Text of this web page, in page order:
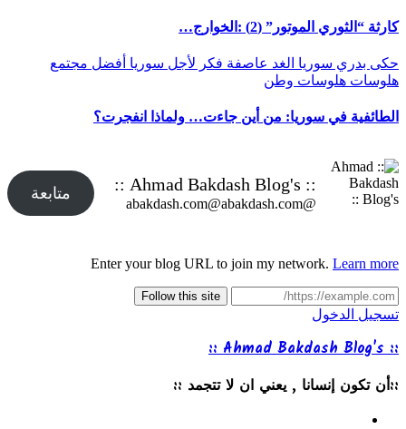
كارثة “الثوري الموتور” (2) :الخوارج…
حكى بدري سوريا الغد عاصفة فكر لأجل سوريا أفضل مجتمع
هلوسات هلوسات وطن
الطائفية في سوريا: من أين جاءت… ولماذا انفجرت؟
:: Ahmad Bakdash Blog's ::
@abakdash.com@abakdash.com
متابعة
Enter your blog URL to join my network. Learn more
Follow this site
تسجيل الدخول
:: Ahmad Bakdash Blog's ::
::أن تكون إنسانا , يعني ان لا تتجمد ::